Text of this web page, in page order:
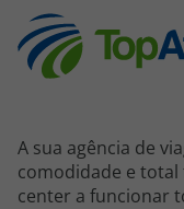
A sua agência de
comodidade e total
center a funcionar